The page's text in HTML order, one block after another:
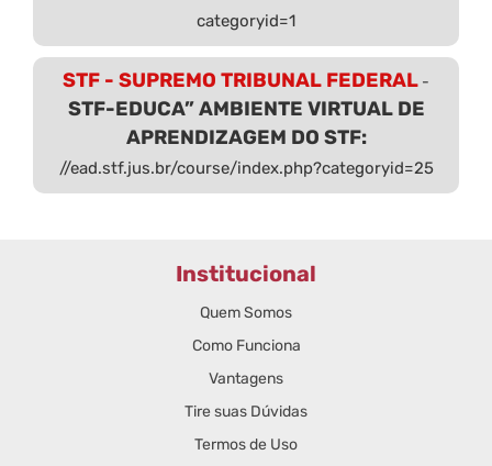
categoryid=1
STF - SUPREMO TRIBUNAL FEDERAL -
STF-EDUCA” AMBIENTE VIRTUAL DE
APRENDIZAGEM DO STF:
//ead.stf.jus.br/course/index.php?categoryid=25
Institucional
Quem Somos
Como Funciona
Vantagens
Tire suas Dúvidas
Termos de Uso